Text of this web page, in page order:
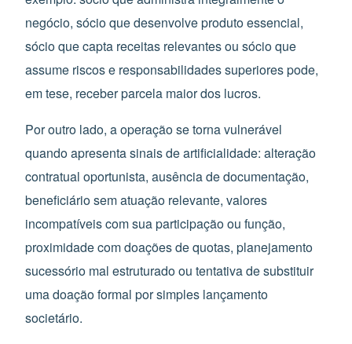
negócio, sócio que desenvolve produto essencial,
sócio que capta receitas relevantes ou sócio que
assume riscos e responsabilidades superiores pode,
em tese, receber parcela maior dos lucros.
Por outro lado, a operação se torna vulnerável
quando apresenta sinais de artificialidade: alteração
contratual oportunista, ausência de documentação,
beneficiário sem atuação relevante, valores
incompatíveis com sua participação ou função,
proximidade com doações de quotas, planejamento
sucessório mal estruturado ou tentativa de substituir
uma doação formal por simples lançamento
societário.